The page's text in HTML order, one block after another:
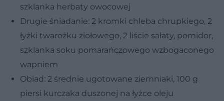
szklanka herbaty owocowej
Drugie śniadanie: 2 kromki chleba chrupkiego, 2
łyżki twarożku ziołowego, 2 liście sałaty, pomidor,
szklanka soku pomarańczowego wzbogaconego
wapniem
Obiad: 2 średnie ugotowane ziemniaki, 100 g
piersi kurczaka duszonej na łyżce oleju